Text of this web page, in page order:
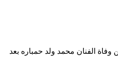
وفاة الفنان محمد ولد حمباره بعد